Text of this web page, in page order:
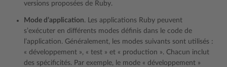
versions proposées de Ruby.
Mode d’application. Les applications Ruby peuvent
s’exécuter en différents modes définis dans le code de
l’application. Généralement, les modes suivants sont utilisés :
« développement », « test » et « production ». Chacun inclut
des spécificités. Par exemple, le mode « développement »